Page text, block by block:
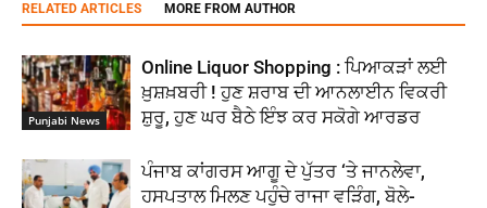
RELATED ARTICLES MORE FROM AUTHOR
Punjabi News
Online Liquor Shopping : ਪਿਆਕੜਾਂ ਲਈ
ਖ਼ੁਸ਼ਖ਼ਬਰੀ ! ਹੁਣ ਸ਼ਰਾਬ ਦੀ ਆਨਲਾਈਨ ਵਿਕਰੀ
ਸ਼ੁਰੂ, ਹੁਣ ਘਰ ਬੈਠੇ ਇੰਝ ਕਰ ਸਕੋਗੇ ਆਰਡਰ
ਪੰਜਾਬ ਕਾਂਗਰਸ ਆਗੂ ਦੇ ਪੁੱਤਰ ‘ਤੇ ਜਾਨਲੇਵਾ,
ਹਸਪਤਾਲ ਮਿਲਣ ਪਹੁੰਚੇ ਰਾਜਾ ਵੜਿੰਗ, ਬੋਲੇ-